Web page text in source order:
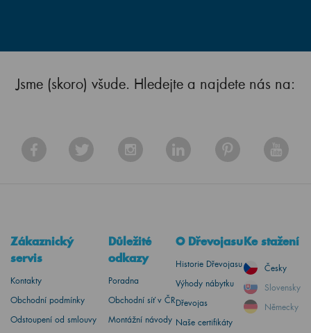
Jsme (skoro) všude. Hledejte a najdete nás na:
Zákaznický
servis
Kontakty
Obchodní podmínky
Odstoupení od smlouvy
Důležité
odkazy
Poradna
Obchodní síť v ČR
Montážní návody
O Dřevojasu
Historie Dřevojasu
Výhody nábytku
Dřevojas
Naše certifikáty
Ke stažení
Česky
Slovensky
Německy